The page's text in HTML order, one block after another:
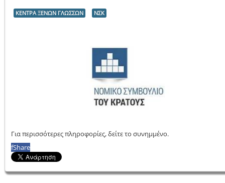
ΚΕΝΤΡΑ ΞΕΝΩΝ ΓΛΩΣΣΩΝ ΝΣΚ
Για περισσότερες πληροφορίες, δείτε το συνημμένο.
fShare